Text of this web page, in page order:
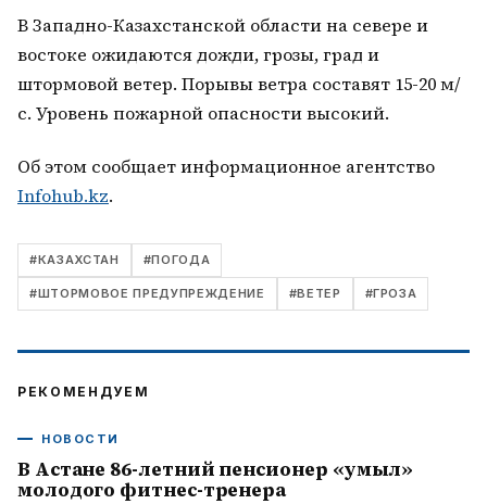
В Западно-Казахстанской области на севере и
востоке ожидаются дожди, грозы, град и
штормовой ветер. Порывы ветра составят 15-20 м/
с. Уровень пожарной опасности высокий.
Об этом сообщает информационное агентство
Infohub.kz.
#КАЗАХСТАН #ПОГОДА
#ШТОРМОВОЕ ПРЕДУПРЕЖДЕНИЕ #ВЕТЕР #ГРОЗА
РЕКОМЕНДУЕМ
НОВОСТИ
В Астане 86-летний пенсионер «умыл»
молодого фитнес-тренера